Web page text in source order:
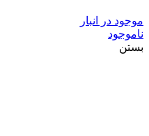
موجود در انبار
ناموجود
بستن